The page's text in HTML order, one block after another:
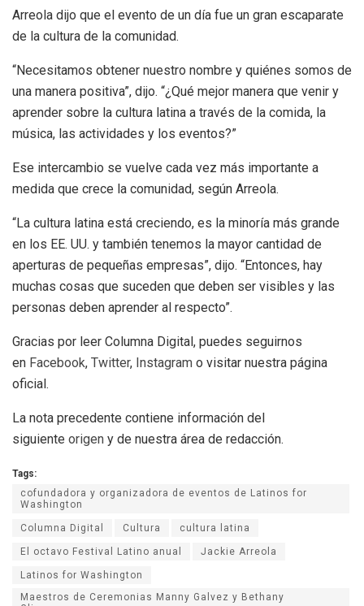
Arreola dijo que el evento de un día fue un gran escaparate
de la cultura de la comunidad.
“Necesitamos obtener nuestro nombre y quiénes somos de
una manera positiva”, dijo. “¿Qué mejor manera que venir y
aprender sobre la cultura latina a través de la comida, la
música, las actividades y los eventos?”
Ese intercambio se vuelve cada vez más importante a
medida que crece la comunidad, según Arreola.
“La cultura latina está creciendo, es la minoría más grande
en los EE. UU. y también tenemos la mayor cantidad de
aperturas de pequeñas empresas”, dijo. “Entonces, hay
muchas cosas que suceden que deben ser visibles y las
personas deben aprender al respecto”.
Gracias por leer Columna Digital, puedes seguirnos
en Facebook, Twitter, Instagram o visitar nuestra página
oficial.
La nota precedente contiene información del
siguiente origen y de nuestra área de redacción.
Tags:
cofundadora y organizadora de eventos de Latinos for
Washington
Columna Digital Cultura cultura latina
El octavo Festival Latino anual Jackie Arreola
Latinos for Washington
Maestros de Ceremonias Manny Galvez y Bethany